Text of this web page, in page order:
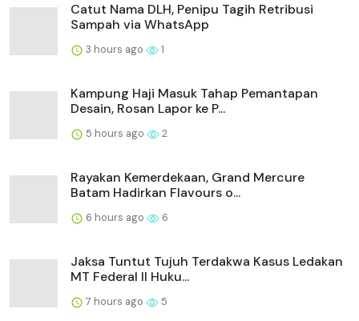
Catut Nama DLH, Penipu Tagih Retribusi
Sampah via WhatsApp
3 hours ago 1
Kampung Haji Masuk Tahap Pemantapan
Desain, Rosan Lapor ke P...
5 hours ago 2
Rayakan Kemerdekaan, Grand Mercure
Batam Hadirkan Flavours o...
6 hours ago 6
Jaksa Tuntut Tujuh Terdakwa Kasus Ledakan
MT Federal II Huku...
7 hours ago 5